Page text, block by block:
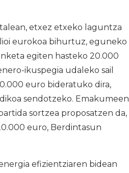
etxez etxeko laguntza
eurokoa bihurtuz, eguneko
egiten hasteko 20.000
ikuspegia udaleko sail
euro bideratuko dira,
sendotzeko. Emakumeen
sortzea proposatzen da,
euro, Berdintasun
efizientziaren bidean